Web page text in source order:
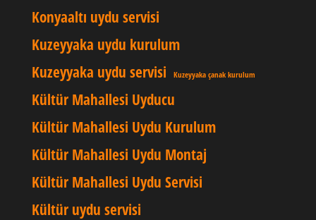
Konyaaltı uydu servisi
Kuzeyyaka uydu kurulum
Kuzeyyaka uydu servisi
Kuzeyyaka çanak kurulum
Kültür Mahallesi Uyducu
Kültür Mahallesi Uydu Kurulum
Kültür Mahallesi Uydu Montaj
Kültür Mahallesi Uydu Servisi
Kültür uydu servisi